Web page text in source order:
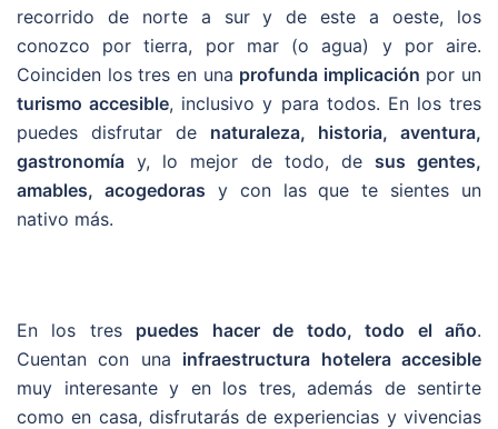
recorrido de norte a sur y de este a oeste, los
conozco por tierra, por mar (o agua) y por aire.
Coinciden los tres en una profunda implicación por un
turismo accesible, inclusivo y para todos. En los tres
puedes disfrutar de naturaleza, historia, aventura,
gastronomía y, lo mejor de todo, de sus gentes,
amables, acogedoras y con las que te sientes un
nativo más.
En los tres puedes hacer de todo, todo el año.
Cuentan con una infraestructura hotelera accesible
muy interesante y en los tres, además de sentirte
como en casa, disfrutarás de experiencias y vivencias